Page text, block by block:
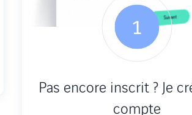
Pas encore inscrit ? Je
compte